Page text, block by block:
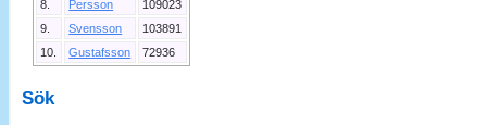
8.
Persson
109023
9.
Svensson
103891
10.
Gustafsson 72936
Sök